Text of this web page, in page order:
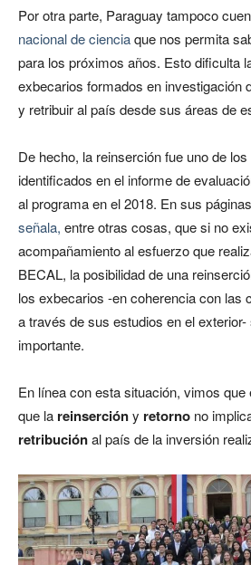
Por otra parte, Paraguay tampoco
nacional de cienciaque nos permita
para los próximos años. Esto dificulta
exbecarios formados en investigación
y retribuir al país desde sus áreas de
De hecho, la reinserción fue uno de
identificados en el informe de
al programa en el 2018. En sus
señala, entre otras cosas, que si no
acompañamiento al esfuerzo que
BECAL, la posibilidad de una
los exbecarios -en coherencia con las
a través de sus estudios en el
importante.
En línea con esta situación, vimos
que la reinsercióny retorno no
retribuciónal país de la inversión